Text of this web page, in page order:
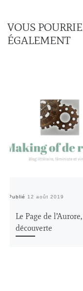
VOUS
ÉGALEMENT
Publié 12 août 2019
Le Page de
découverte